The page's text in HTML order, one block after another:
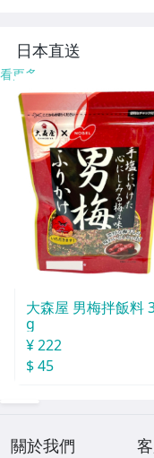
SA
日本直送
看更多
大森屋 男梅拌飯料
g
¥ 222
$ 45
關於我們